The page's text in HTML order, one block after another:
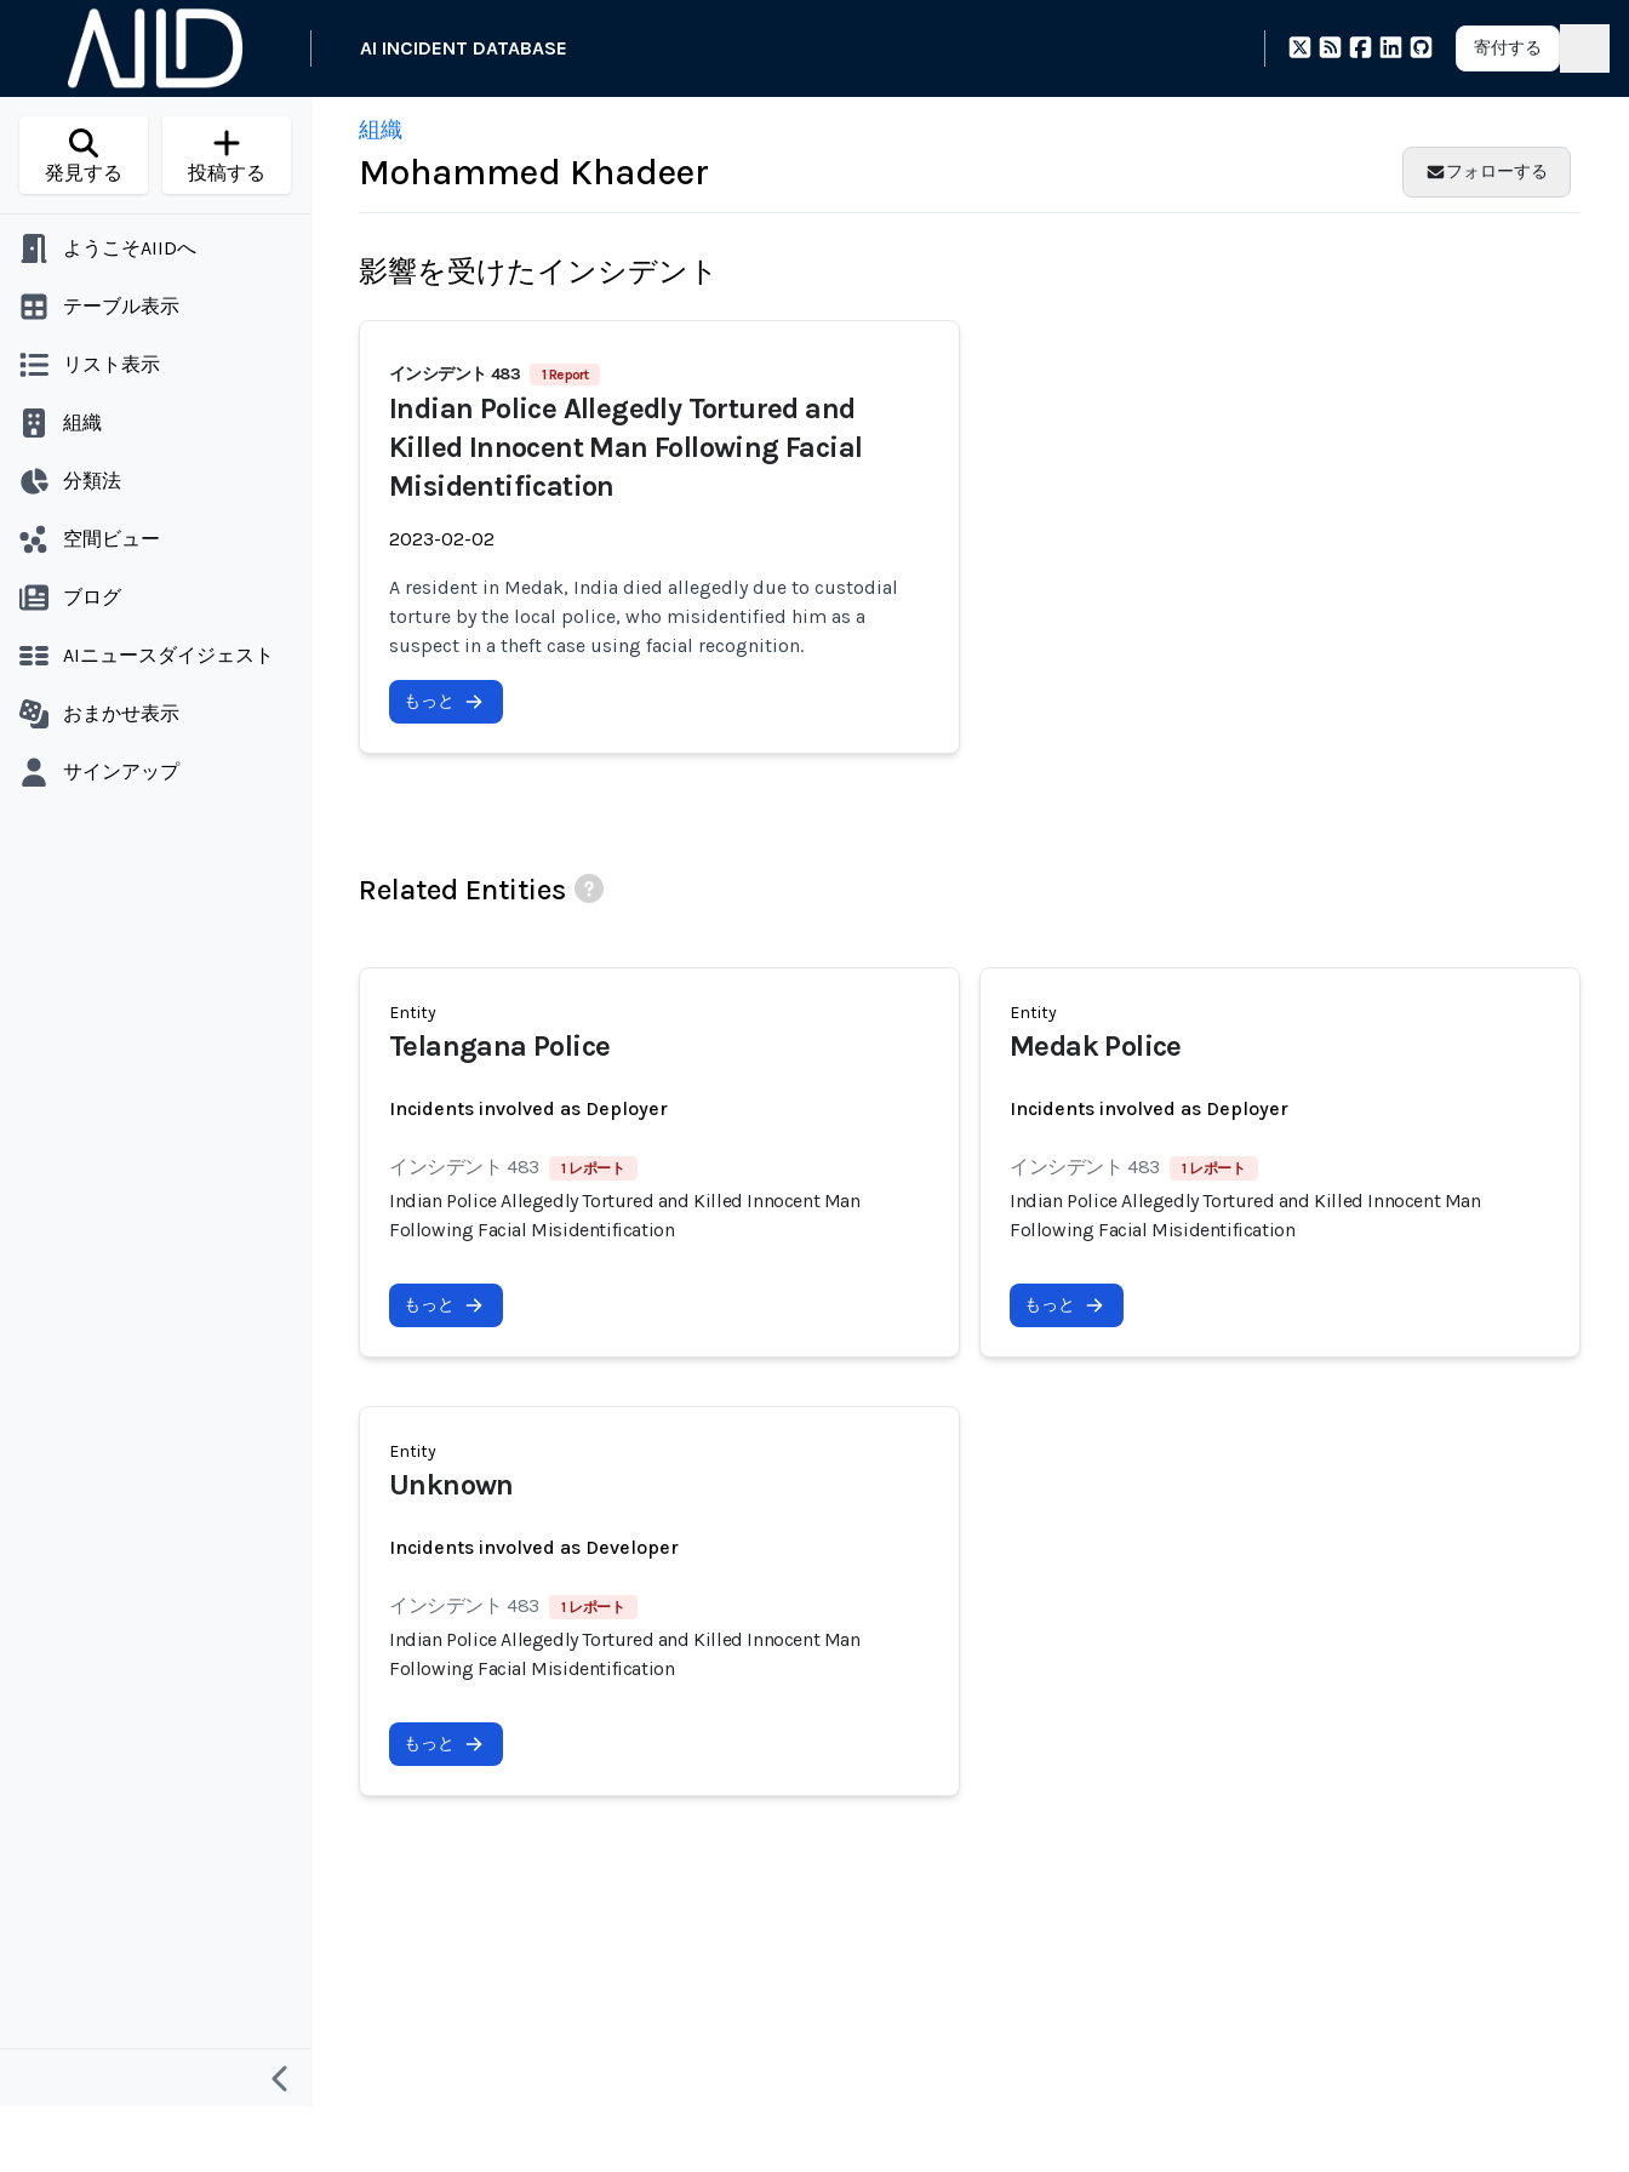
AI INCIDENT DATABASE 寄付する
発見する 投稿する
ようこそAIIDへ
テーブル表示
リスト表示
組織
分類法
空間ビュー
ブログ
AIニュースダイジェスト
おまかせ表示
サインアップ
組織
Mohammed Khadeer フォローする
影響を受けたインシデント
インシデント 483 1 Report
Indian Police Allegedly Tortured and
Killed Innocent Man Following Facial
Misidentification
2023-02-02
A resident in Medak, India died allegedly due to custodial
torture by the local police, who misidentified him as a
suspect in a theft case using facial recognition.
もっと
Related Entities
Entity
Telangana Police
Incidents involved as Deployer
インシデント 483 1 レポート
Indian Police Allegedly Tortured and Killed Innocent Man
Following Facial Misidentification
もっと
Entity
Medak Police
Incidents involved as Deployer
インシデント 483 1 レポート
Indian Police Allegedly Tortured and Killed Innocent Man
Following Facial Misidentification
もっと
Entity
Unknown
Incidents involved as Developer
インシデント 483 1 レポート
Indian Police Allegedly Tortured and Killed Innocent Man
Following Facial Misidentification
もっと